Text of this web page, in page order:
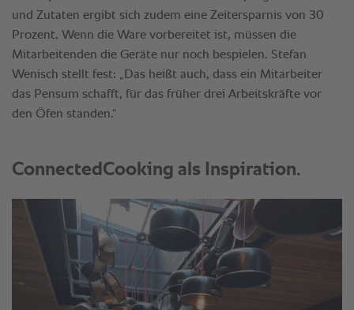
und Zutaten ergibt sich zudem eine Zeitersparnis von 30
Prozent. Wenn die Ware vorbereitet ist, müssen die
Mitarbeitenden die Geräte nur noch bespielen. Stefan
Wenisch stellt fest: „Das heißt auch, dass ein Mitarbeiter
das Pensum schafft, für das früher drei Arbeitskräfte vor
den Öfen standen.“
ConnectedCooking als Inspiration.